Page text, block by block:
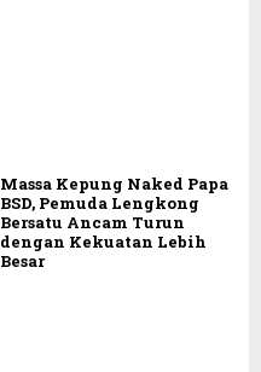
Massa Kepung Naked Papa
BSD, Pemuda Lengkong
Bersatu Ancam Turun
dengan Kekuatan Lebih
Besar